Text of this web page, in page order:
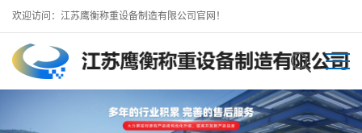
欢迎访问：江苏鹰衡称重设备制造有限公司官网！